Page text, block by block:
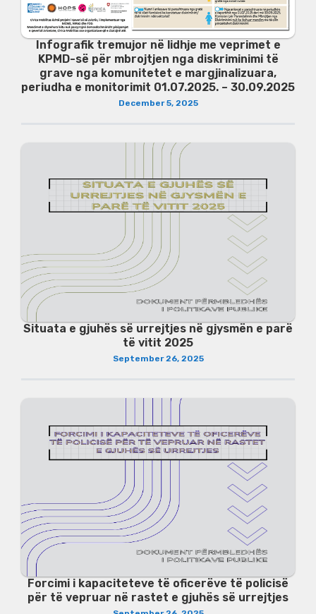
Infografik tremujor në lidhje me veprimet e
KPMD-së për mbrojtjen nga diskriminimi të
grave nga komunitetet e margjinalizuara,
periudha e monitorimit 01.07.2025. – 30.09.2025
December 5, 2025
Situata e gjuhës së urrejtjes në gjysmën e parë
të vitit 2025
September 26, 2025
Forcimi i kapaciteteve të oficerëve të policisë
për të vepruar në rastet e gjuhës së urrejtjes